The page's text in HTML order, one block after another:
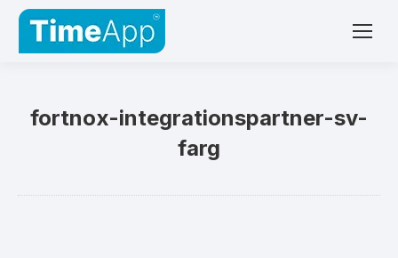
fortnox-integrationspartner-sv-
farg